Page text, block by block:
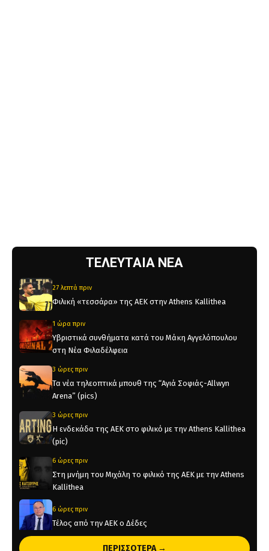
ΤΕΛΕΥΤΑΙΑ ΝΕΑ
27 λεπτά πριν
Φιλική «τεσσάρα» της ΑΕΚ στην Athens Kallithea
1 ώρα πριν
Υβριστικά συνθήματα κατά του Μάκη Αγγελόπουλου
στη Νέα Φιλαδέλφεια
3 ώρες πριν
Τα νέα τηλεοπτικά μπουθ της “Αγιά Σοφιάς-Allwyn
Arena” (pics)
3 ώρες πριν
Η ενδεκάδα της ΑΕΚ στο φιλικό με την Athens Kallithea
(pic)
6 ώρες πριν
Στη μνήμη του Μιχάλη το φιλικό της ΑΕΚ με την Athens
Kallithea
6 ώρες πριν
Τέλος από την ΑΕΚ ο Δέδες
ΠΕΡΙΣΣΟΤΕΡΑ →